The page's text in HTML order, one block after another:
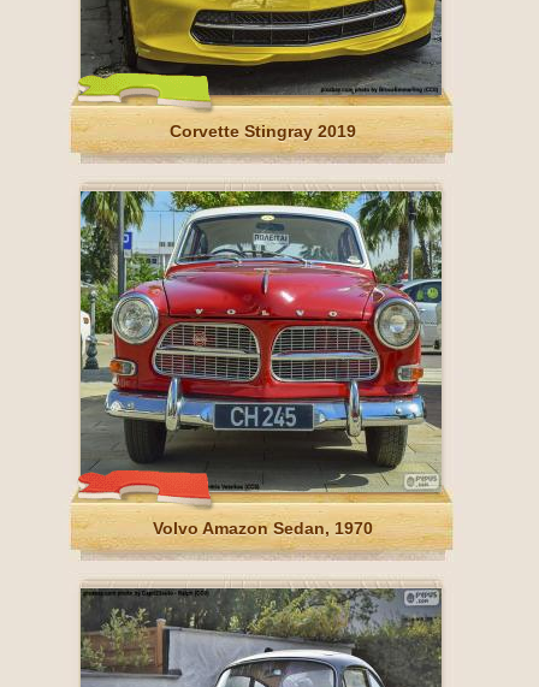
Corvette Stingray 2019
Volvo Amazon Sedan, 1970